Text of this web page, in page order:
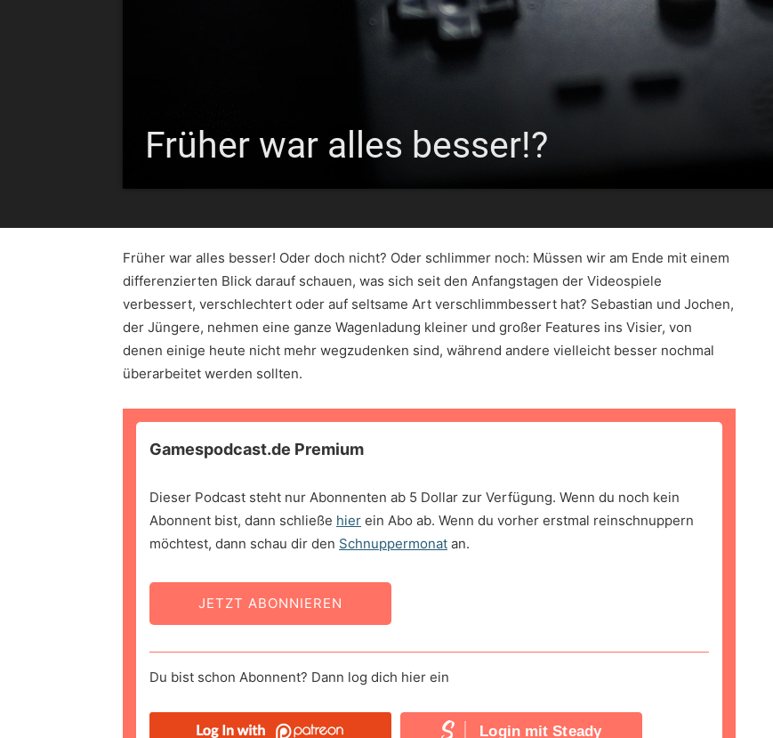
Früher war alles besser!?
Früher war alles besser! Oder doch nicht? Oder schlimmer noch: Müssen wir am Ende mit einem
differenzierten Blick darauf schauen, was sich seit den Anfangstagen der Videospiele
verbessert, verschlechtert oder auf seltsame Art verschlimmbessert hat? Sebastian und Jochen,
der Jüngere, nehmen eine ganze Wagenladung kleiner und großer Features ins Visier, von
denen einige heute nicht mehr wegzudenken sind, während andere vielleicht besser nochmal
überarbeitet werden sollten.
Gamespodcast.de Premium
Dieser Podcast steht nur Abonnenten ab 5 Dollar zur Verfügung. Wenn du noch kein
Abonnent bist, dann schließe hier ein Abo ab. Wenn du vorher erstmal reinschnuppern
möchtest, dann schau dir den Schnuppermonat an.
JETZT ABONNIEREN
Du bist schon Abonnent? Dann log dich hier ein
Login mit Steady